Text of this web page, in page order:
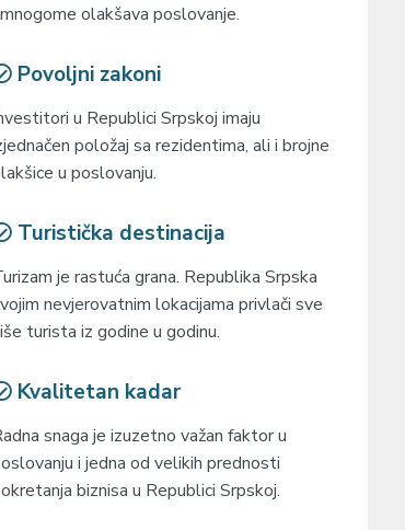
olakšava poslovanje.
Povoljni zakoni
u Republici Srpskoj imaju
položaj sa rezidentima, ali i brojne
u poslovanju.
Turistička destinacija
je rastuća grana. Republika Srpska
nevjerovatnim lokacijama privlači sve
turista iz godine u godinu.
Kvalitetan kadar
snaga je izuzetno važan faktor u
i jedna od velikih prednosti
biznisa u Republici Srpskoj.